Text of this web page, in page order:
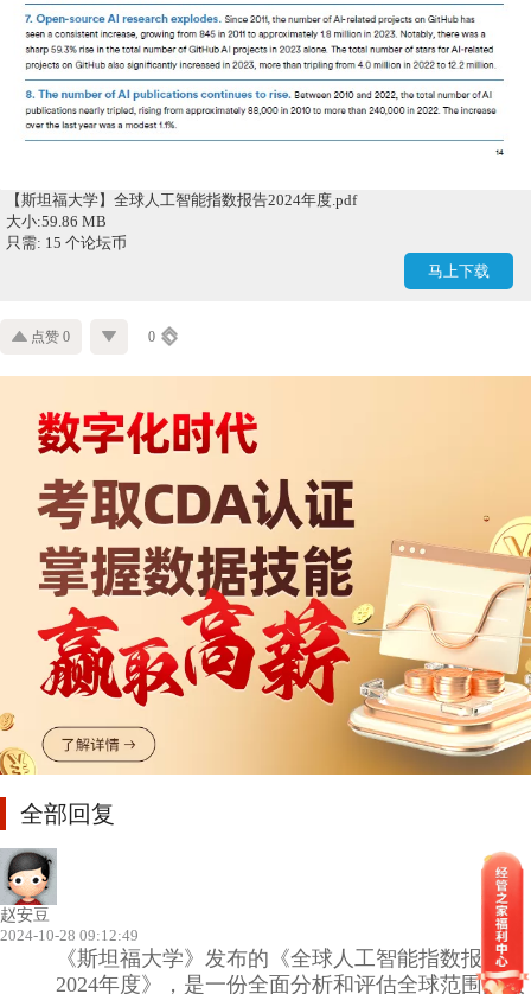
【斯坦福大学】全球人工智能指数报告2024年度.pdf
大小:59.86 MB
只需: 15 个论坛币
马上下载
点赞 0 0
全部回复
赵安豆
2024-10-28 09:12:49
《斯坦福大学》发布的《全球人工智能指数报告
2024年度》，是一份全面分析和评估全球范围内人